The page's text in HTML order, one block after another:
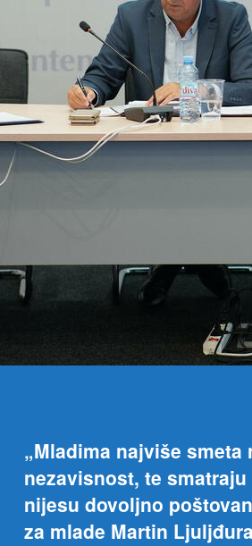
„Mladima najviše
nezavisnost, te
nijesu dovoljno
za mlade Martin